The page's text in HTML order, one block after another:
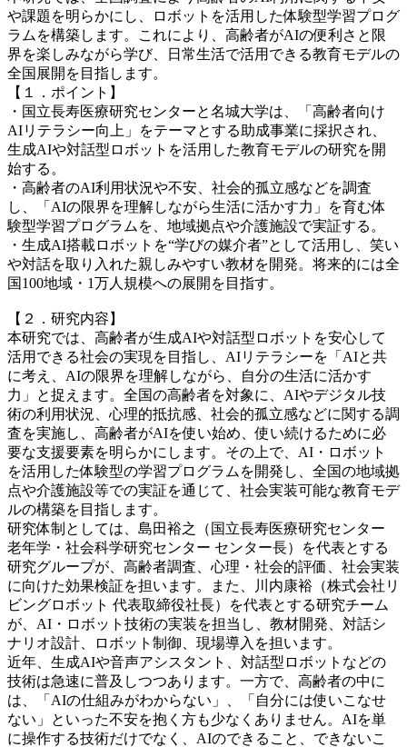
や課題を明らかにし、ロボットを活用した体験型学習プログ
ラムを構築します。これにより、高齢者がAIの便利さと限
界を楽しみながら学び、日常生活で活用できる教育モデルの
全国展開を目指します。
【１．ポイント】
・国立長寿医療研究センターと名城大学は、「高齢者向け
AIリテラシー向上」をテーマとする助成事業に採択され、
生成AIや対話型ロボットを活用した教育モデルの研究を開
始する。
・高齢者のAI利用状況や不安、社会的孤立感などを調査
し、「AIの限界を理解しながら生活に活かす力」を育む体
験型学習プログラムを、地域拠点や介護施設で実証する。
・生成AI搭載ロボットを“学びの媒介者”として活用し、笑い
や対話を取り入れた親しみやすい教材を開発。将来的には全
国100地域・1万人規模への展開を目指す。
【２．研究内容】
本研究では、高齢者が生成AIや対話型ロボットを安心して
活用できる社会の実現を目指し、AIリテラシーを「AIと共
に考え、AIの限界を理解しながら、自分の生活に活かす
力」と捉えます。全国の高齢者を対象に、AIやデジタル技
術の利用状況、心理的抵抗感、社会的孤立感などに関する調
査を実施し、高齢者がAIを使い始め、使い続けるために必
要な支援要素を明らかにします。その上で、AI・ロボット
を活用した体験型の学習プログラムを開発し、全国の地域拠
点や介護施設等での実証を通じて、社会実装可能な教育モデ
ルの構築を目指します。
研究体制としては、島田裕之（国立長寿医療研究センター
老年学・社会科学研究センター センター長）を代表とする
研究グループが、高齢者調査、心理・社会的評価、社会実装
に向けた効果検証を担います。また、川内康裕（株式会社リ
ビングロボット 代表取締役社長）を代表とする研究チーム
が、AI・ロボット技術の実装を担当し、教材開発、対話シ
ナリオ設計、ロボット制御、現場導入を担います。
近年、生成AIや音声アシスタント、対話型ロボットなどの
技術は急速に普及しつつあります。一方で、高齢者の中に
は、「AIの仕組みがわからない」、「自分には使いこなせ
ない」といった不安を抱く方も少なくありません。AIを単
に操作する技術だけでなく、AIのできること、できないこ